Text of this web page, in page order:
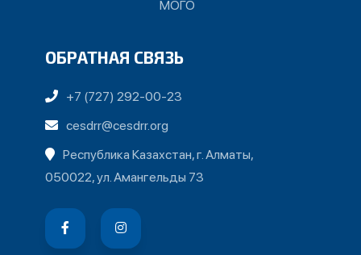
МОГО
ОБРАТНАЯ СВЯЗЬ
+7 (727) 292-00-23
cesdrr@cesdrr.org
Республика Казахстан, г. Алматы,
050022, ул. Амангельды 73